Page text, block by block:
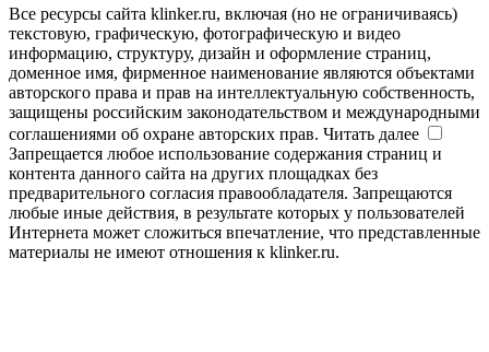
Все ресурсы сайта klinker.ru, включая (но не ограничиваясь)
текстовую, графическую, фотографическую и видео
информацию, структуру, дизайн и оформление страниц,
доменное имя, фирменное наименование являются объектами
авторского права и прав на интеллектуальную собственность,
защищены российским законодательством и международными
соглашениями об охране авторских прав. Читать далее
Запрещается любое использование содержания страниц и
контента данного сайта на других площадках без
предварительного согласия правообладателя. Запрещаются
любые иные действия, в результате которых у пользователей
Интернета может сложиться впечатление, что представленные
материалы не имеют отношения к klinker.ru.